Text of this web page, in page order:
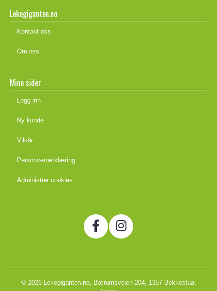
Lekegiganten.no
Kontakt oss
Om oss
Mine sider
Logg inn
Ny kunde
Vilkår
Personvernerklæring
Administrer cookies
© 2026 Lekegiganten.no, Bærumsveien 204, 1357 Bekkestua,